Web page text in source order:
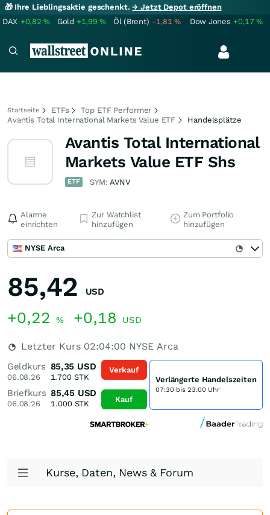
🎁 Ihre Lieblingsaktie geschenkt.→ Jetzt Depot eröffnen
DAX +0,82% Gold +1,99% Öl (Brent) -1,81% Dow Jones +0,17%
Startseite ETFs
Top ETF Performer
Avantis Total International Markets Value ETF
Handelsplätze
Avantis Total International
Markets Value ETF Shs
ETF SYM:AVNV
Alarme
einrichten
Zur Watchlist
hinzufügen
Zum Portfolio
hinzufügen
NYSE Arca
85,42 USD
+0,22 % +0,18 USD
Letzter Kurs 02:04:00 NYSE Arca
Geldkurs
06.08.26
85,35 USD
1.700STK
Briefkurs
06.08.26
85,45 USD
1.000STK
Verkauf
Kauf
Verlängerte Handelszeiten
07:30 bis 23:00 Uhr
Kurse, Daten, News & Forum